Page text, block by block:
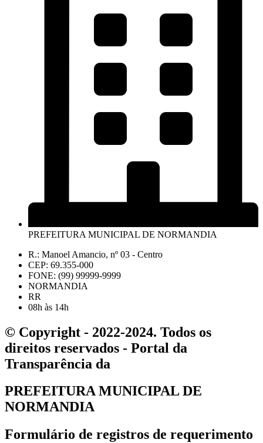
PREFEITURA MUNICIPAL DE NORMANDIA
R.: Manoel Amancio, nº 03 - Centro
CEP: 69.355-000
FONE: (99) 99999-9999
NORMANDIA
RR
08h às 14h
© Copyright - 2022-2024. Todos os
direitos reservados - Portal da
Transparência da
PREFEITURA MUNICIPAL DE
NORMANDIA
Formulário de registros de requerimento